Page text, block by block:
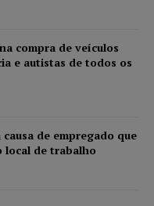
compra de veículos
e autistas de todos os
de empregado que
local de trabalho